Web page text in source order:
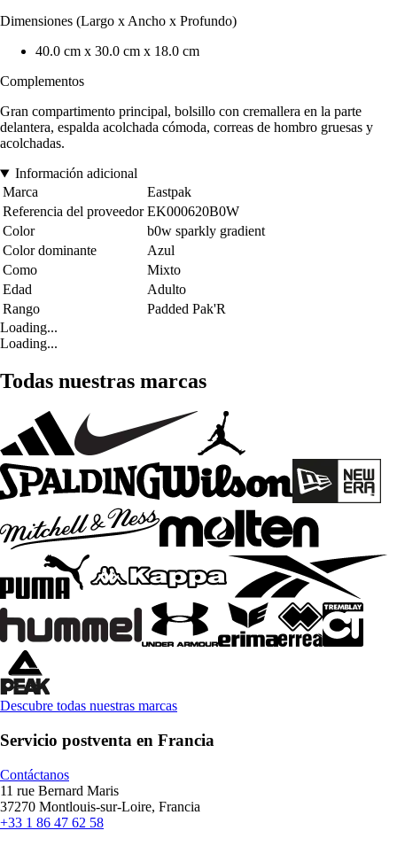
Dimensiones (Largo x Ancho x Profundo)
40.0 cm x 30.0 cm x 18.0 cm
Complementos
Gran compartimento principal, bolsillo con cremallera en la parte
delantera, espalda acolchada cómoda, correas de hombro gruesas y
acolchadas.
Información adicional
Marca
Eastpak
Referencia del proveedor EK000620B0W
Color
b0w sparkly gradient
Color dominante
Azul
Como
Mixto
Edad
Adulto
Rango
Padded Pak'R
Loading...
Loading...
Todas nuestras marcas
Descubre todas nuestras marcas
Servicio postventa en Francia
Contáctanos
11 rue Bernard Maris
37270 Montlouis-sur-Loire, Francia
+33 1 86 47 62 58